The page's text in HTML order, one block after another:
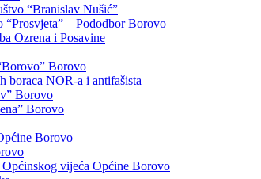
“Branislav Nušić”
“Prosvjeta” – Pododbor Borovo
Ozrena i Posavine
Borovo
boraca NOR-a i antifašista
Borovo
Borovo
Borovo
vijeća Općine Borovo